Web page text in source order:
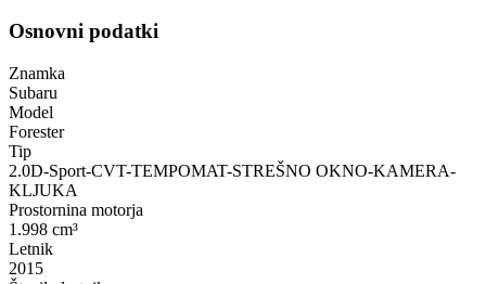
Osnovni podatki
Znamka
Subaru
Model
Forester
Tip
2.0D-Sport-CVT-TEMPOMAT-STREŠNO OKNO-KAMERA-
KLJUKA
Prostornina motorja
1.998 cm³
Letnik
2015